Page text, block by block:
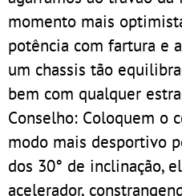
momento mais
potência com fartura e
um chassis tão
bem com qualquer
Conselho: Coloquem o
modo mais desportivo
dos 30° de inclinação,
acelerador,